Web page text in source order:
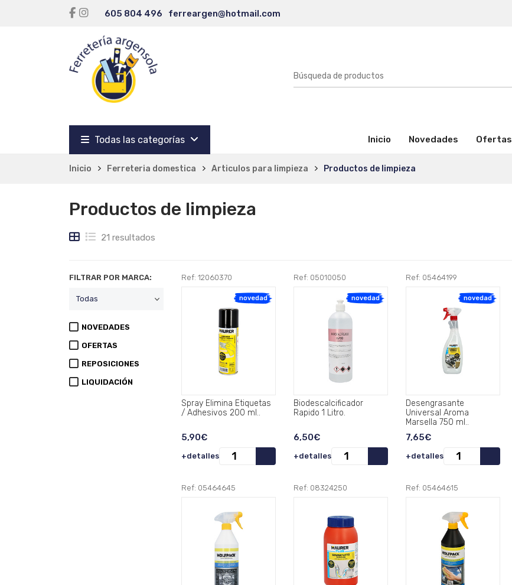
605 804 496 ferreargen@hotmail.com
Todas las categorías Inicio (activo)Novedades Ofertas
Inicio Ferreteria domestica Articulos para limpieza Productos de limpieza
Productos de limpieza
21 resultados
FILTRAR POR MARCA:
NOVEDADES
OFERTAS
REPOSICIONES
LIQUIDACIÓN
Ref: 12060370
novedad
Spray Elimina Etiquetas
/ Adhesivos 200 ml..
5,90€
+detalles
Ref: 05010050
novedad
Biodescalcificador
Rapido 1 Litro.
6,50€
+detalles
Ref: 05464199
novedad
Desengrasante
Universal Aroma
Marsella 750 ml..
7,65€
+detalles
Ref: 05464645 Ref: 08324250 Ref: 05464615